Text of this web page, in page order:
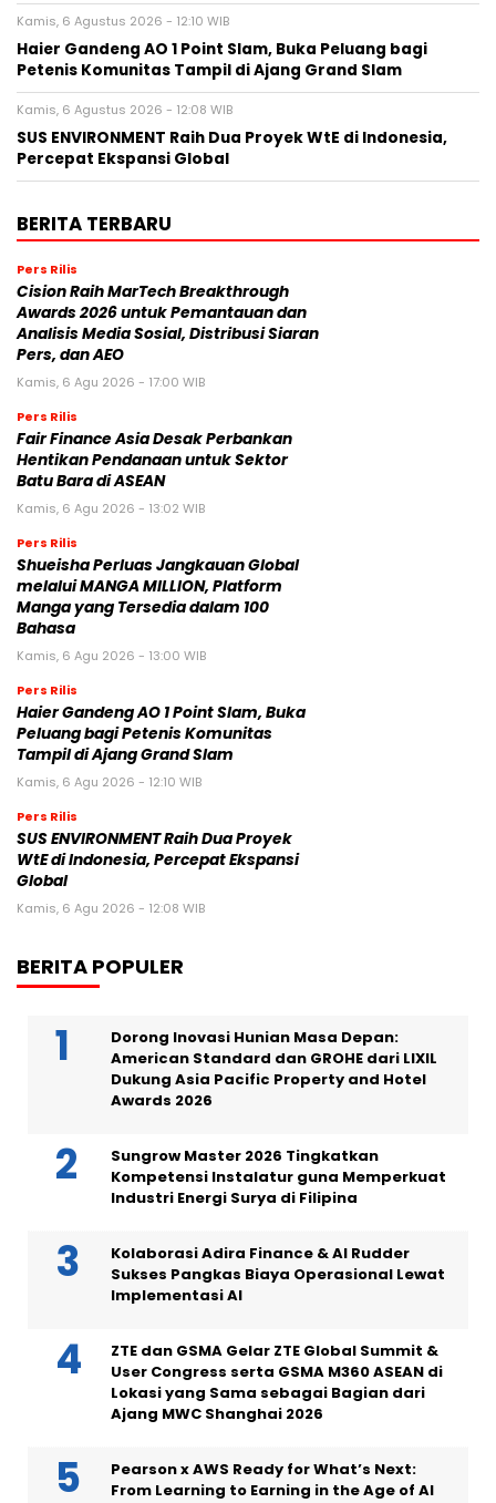
Kamis, 6 Agustus 2026 - 12:10 WIB
Haier Gandeng AO 1 Point Slam, Buka Peluang bagi
Petenis Komunitas Tampil di Ajang Grand Slam
Kamis, 6 Agustus 2026 - 12:08 WIB
SUS ENVIRONMENT Raih Dua Proyek WtE di Indonesia,
Percepat Ekspansi Global
BERITA TERBARU
Pers Rilis
Cision Raih MarTech Breakthrough
Awards 2026 untuk Pemantauan dan
Analisis Media Sosial, Distribusi Siaran
Pers, dan AEO
Kamis, 6 Agu 2026 - 17:00 WIB
Pers Rilis
Fair Finance Asia Desak Perbankan
Hentikan Pendanaan untuk Sektor
Batu Bara di ASEAN
Kamis, 6 Agu 2026 - 13:02 WIB
Pers Rilis
Shueisha Perluas Jangkauan Global
melalui MANGA MILLION, Platform
Manga yang Tersedia dalam 100
Bahasa
Kamis, 6 Agu 2026 - 13:00 WIB
Pers Rilis
Haier Gandeng AO 1 Point Slam, Buka
Peluang bagi Petenis Komunitas
Tampil di Ajang Grand Slam
Kamis, 6 Agu 2026 - 12:10 WIB
Pers Rilis
SUS ENVIRONMENT Raih Dua Proyek
WtE di Indonesia, Percepat Ekspansi
Global
Kamis, 6 Agu 2026 - 12:08 WIB
BERITA POPULER
Dorong Inovasi Hunian Masa Depan:
American Standard dan GROHE dari LIXIL
Dukung Asia Pacific Property and Hotel
Awards 2026
Sungrow Master 2026 Tingkatkan
Kompetensi Instalatur guna Memperkuat
Industri Energi Surya di Filipina
Kolaborasi Adira Finance & AI Rudder
Sukses Pangkas Biaya Operasional Lewat
Implementasi AI
ZTE dan GSMA Gelar ZTE Global Summit &
User Congress serta GSMA M360 ASEAN di
Lokasi yang Sama sebagai Bagian dari
Ajang MWC Shanghai 2026
Pearson x AWS Ready for What’s Next:
From Learning to Earning in the Age of AI